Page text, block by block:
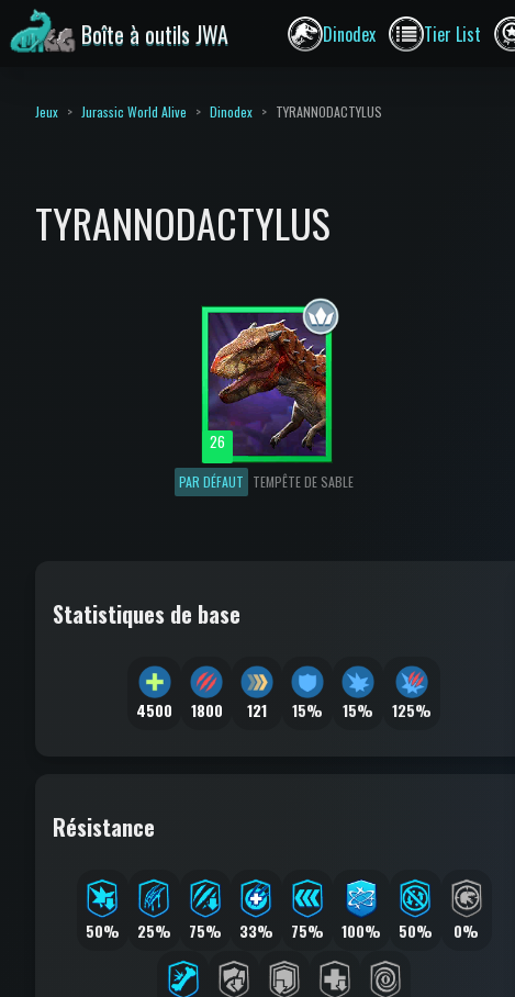
Boîte à outils JWA Dinodex Tier List
Jeux Jurassic World Alive Dinodex TYRANNODACTYLUS
TYRANNODACTYLUS
26
PAR DÉFAUT TEMPÊTE DE SABLE
Statistiques de base
4500 1800 121 15% 15% 125%
Résistance
50% 25% 75% 33% 75% 100% 50% 0%